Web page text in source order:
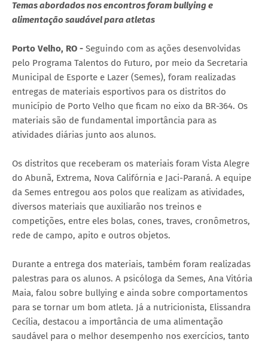
Temas abordados nos encontros foram bullying e
alimentação saudável para atletas
Porto Velho, RO - Seguindo com as ações desenvolvidas
pelo Programa Talentos do Futuro, por meio da Secretaria
Municipal de Esporte e Lazer (Semes), foram realizadas
entregas de materiais esportivos para os distritos do
município de Porto Velho que ficam no eixo da BR-364. Os
materiais são de fundamental importância para as
atividades diárias junto aos alunos.
Os distritos que receberam os materiais foram Vista Alegre
do Abunã, Extrema, Nova Califórnia e Jaci-Paraná. A equipe
da Semes entregou aos polos que realizam as atividades,
diversos materiais que auxiliarão nos treinos e
competições, entre eles bolas, cones, traves, cronômetros,
rede de campo, apito e outros objetos.
Durante a entrega dos materiais, também foram realizadas
palestras para os alunos. A psicóloga da Semes, Ana Vitória
Maia, falou sobre bullying e ainda sobre comportamentos
para se tornar um bom atleta. Já a nutricionista, Elissandra
Cecília, destacou a importância de uma alimentação
saudável para o melhor desempenho nos exercícios, tanto